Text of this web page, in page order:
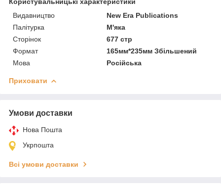
Видавництво
New Era Publications
Палітурка
М'яка
Сторінок
677 стр
Формат
165мм*235мм Збільшений
Мова
Російська
Приховати
Умови доставки
Нова Пошта
Укрпошта
Всі умови доставки